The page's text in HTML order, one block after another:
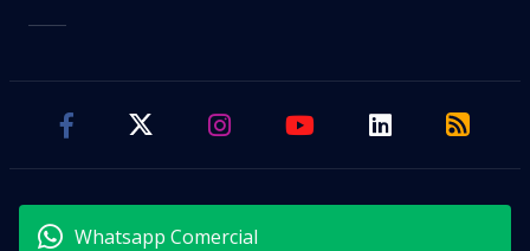
Whatsapp Comercial